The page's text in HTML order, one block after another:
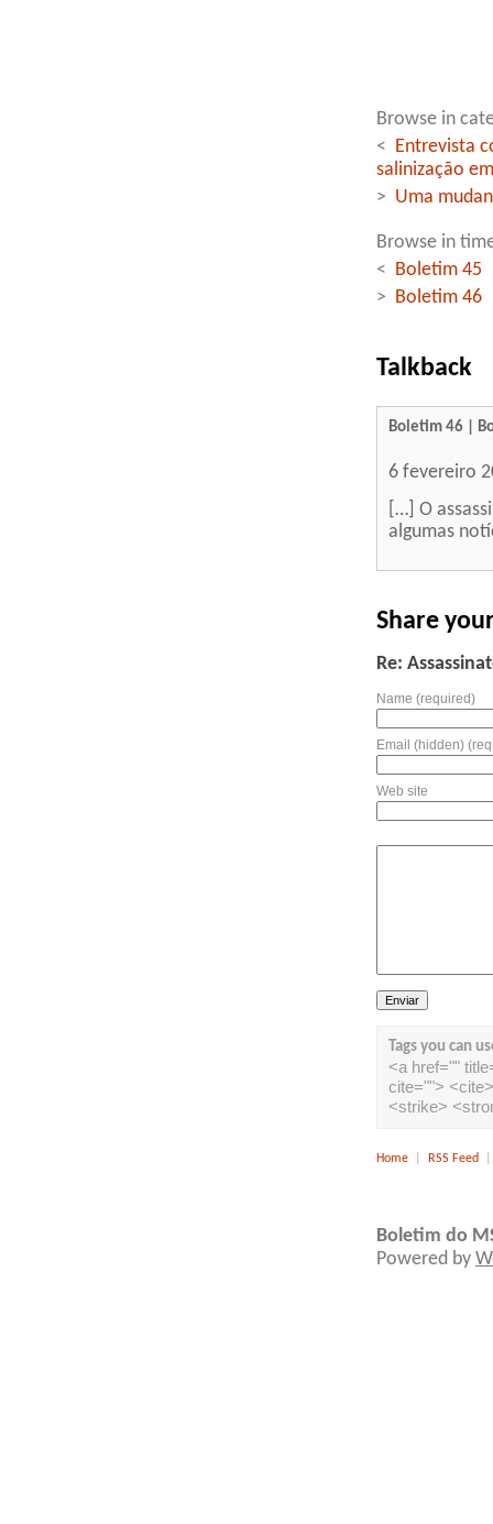
Browse in
<
Entrevista
salinização
> Uma
Browse in
<
Boletim 45
>
Boletim 46
Talkback
Boletim 46 |
6 fevereiro
[…] O
algumas
Share
Re:
Name (required)
Email (hidden)
Web site
Tags you can
<a href=""
cite="">
<strike>
Home RSS Feed
Boletim do
Powered by